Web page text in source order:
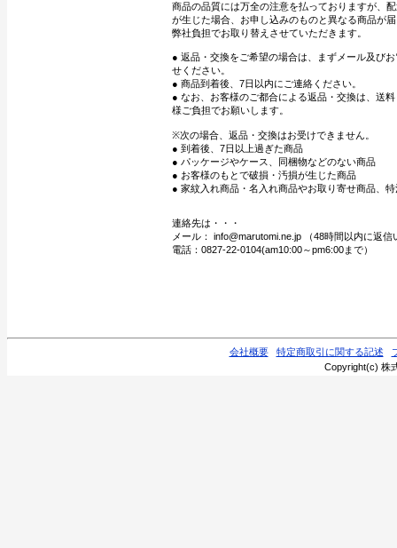
商品の品質には万全の注意を払っておりますが、
が生じた場合、お申し込みのものと異なる商品が
弊社負担でお取り替えさせていただきます。
● 返品・交換をご希望の場合は、まずメール及び
せください。
● 商品到着後、7日以内にご連絡ください。
● なお、お客様のご都合による返品・交換は、送
様ご負担でお願いします。
※次の場合、返品・交換はお受けできません。
● 到着後、7日以上過ぎた商品
● パッケージやケース、同梱物などのない商品
● お客様のもとで破損・汚損が生じた商品
● 家紋入れ商品・名入れ商品やお取り寄せ商品、
連絡先は・・・
メール： info@marutomi.ne.jp （48時間以内に返信
電話：0827-22-0104(am10:00～pm6:00まで）
会社概要 特定商取引に関する記述
Copyright(c) 株